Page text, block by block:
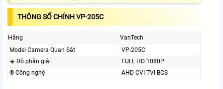
THÔNG SỐ CHÍNH VP-205C
Hãng
VanTech
Model Camera Quan Sát
VP-205C
☀️ Độ phân giải
FULL HD 1080P
®️ Công nghệ
AHD CVI TVI BCS